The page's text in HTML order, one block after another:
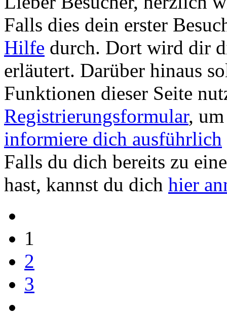
Falls dies dein erster
Hilfe durch. Dort wird dir
erläutert. Darüber hinaus
Funktionen dieser Seite
Registrierungsformular,
informiere dich ausführlich
Falls du dich bereits zu
hast, kannst du dich hier
1
2
3